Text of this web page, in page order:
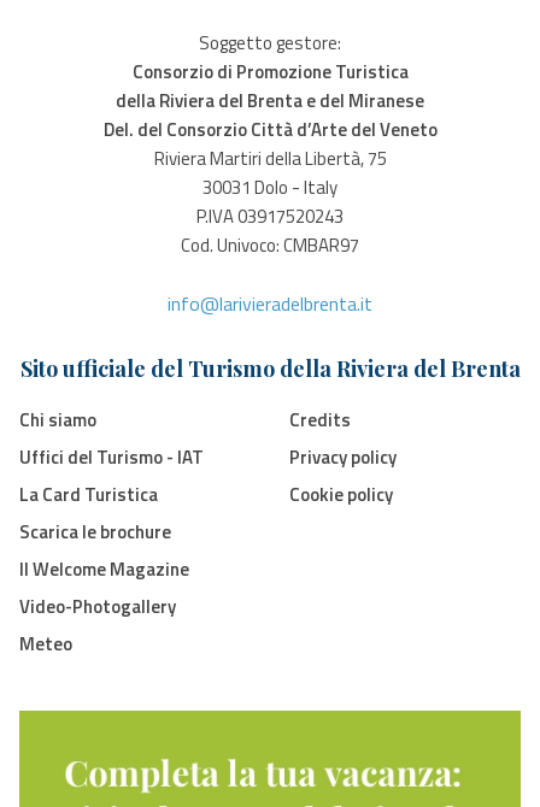
Soggetto gestore:
Consorzio di Promozione Turistica
della Riviera del Brenta e del Miranese
Del. del Consorzio Città d’Arte del Veneto
Riviera Martiri della Libertà, 75
30031 Dolo - Italy
P.IVA 03917520243
Cod. Univoco: CMBAR97
info@larivieradelbrenta.it
Sito ufficiale del Turismo della Riviera del Brenta
Chi siamo
Uffici del Turismo - IAT
La Card Turistica
Scarica le brochure
Il Welcome Magazine
Video-Photogallery
Meteo
Credits
Privacy policy
Cookie policy